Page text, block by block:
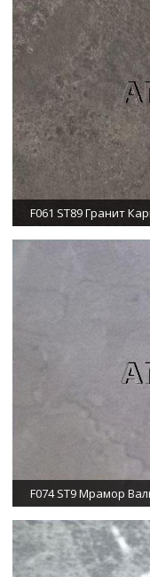
F061 ST89 Гранит
F074 ST9 Мрамор